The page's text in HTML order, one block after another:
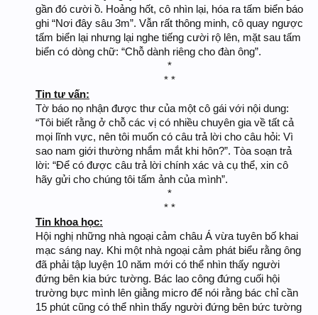
gần đó cười ồ. Hoảng hốt, cô nhìn lại, hóa ra tấm biển báo
ghi “Nơi đây sâu 3m”. Vẫn rất thông minh, cô quay ngược
tấm biển lại nhưng lại nghe tiếng cười rộ lên, mặt sau tấm
biển có dòng chữ: “Chỗ dành riêng cho đàn ông”.
*
* *​
Tin tư vấn:
Tờ báo nọ nhận được thư của một cô gái với nội dung:
“Tôi biết rằng ở chỗ các vị có nhiều chuyên gia về tất cả
mọi lĩnh vực, nên tôi muốn có câu trả lời cho câu hỏi: Vì
sao nam giới thường nhắm mắt khi hôn?”. Tòa soạn trả
lời: “Để có được câu trả lời chính xác và cụ thể, xin cô
hãy gửi cho chúng tôi tấm ảnh của mình”.
*
* *​
Tin khoa học:
Hội nghị những nhà ngoại cảm châu Á vừa tuyên bố khai
mạc sáng nay. Khi một nhà ngoại cảm phát biểu rằng ông
đã phải tập luyện 10 năm mới có thể nhìn thấy người
đứng bên kia bức tường. Bác lao công đứng cuối hội
trường bực mình lên giằng micro để nói rằng bác chỉ cần
15 phút cũng có thể nhìn thấy người đứng bên bức tường